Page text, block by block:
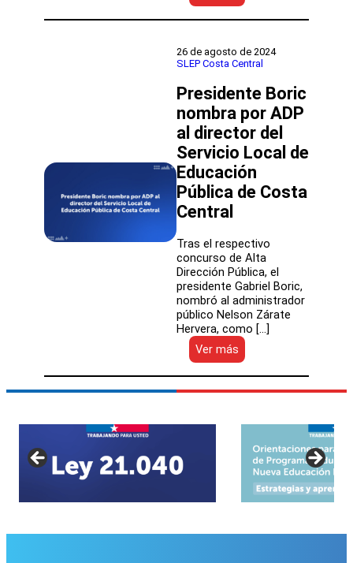
El
nuevo
de
Educación
llega
cuatro
comunas
de
la
región
de
traspaso
del
SLEP
Costa
Central
26 de agosto de 2024
SLEP Costa Central
Presidente Boric
nombra por ADP
al director del
Servicio Local de
Educación
Pública de Costa
Central
Tras el respectivo
concurso de Alta
Dirección Pública, el
presidente Gabriel Boric,
nombró al administrador
público Nelson Zárate
Hervera, como […]
Ver más
Presidente
Boric
nombra
director
Servicio
Local
de
Pública